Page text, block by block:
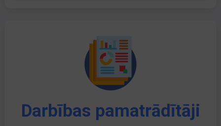
Darbības pamatrādītāji